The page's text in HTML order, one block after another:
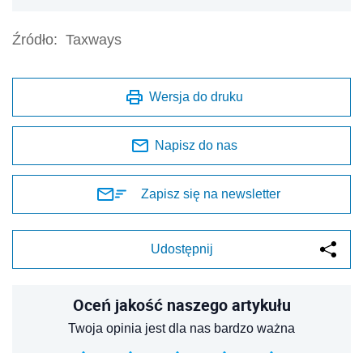
Źródło: Taxways
Wersja do druku
Napisz do nas
Zapisz się na newsletter
Udostępnij
Oceń jakość naszego artykułu
Twoja opinia jest dla nas bardzo ważna